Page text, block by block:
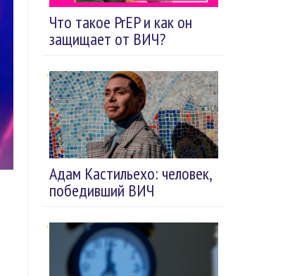
Что такое PrEP и как он
защищает от ВИЧ?
Адам Кастильехо: человек,
победивший ВИЧ